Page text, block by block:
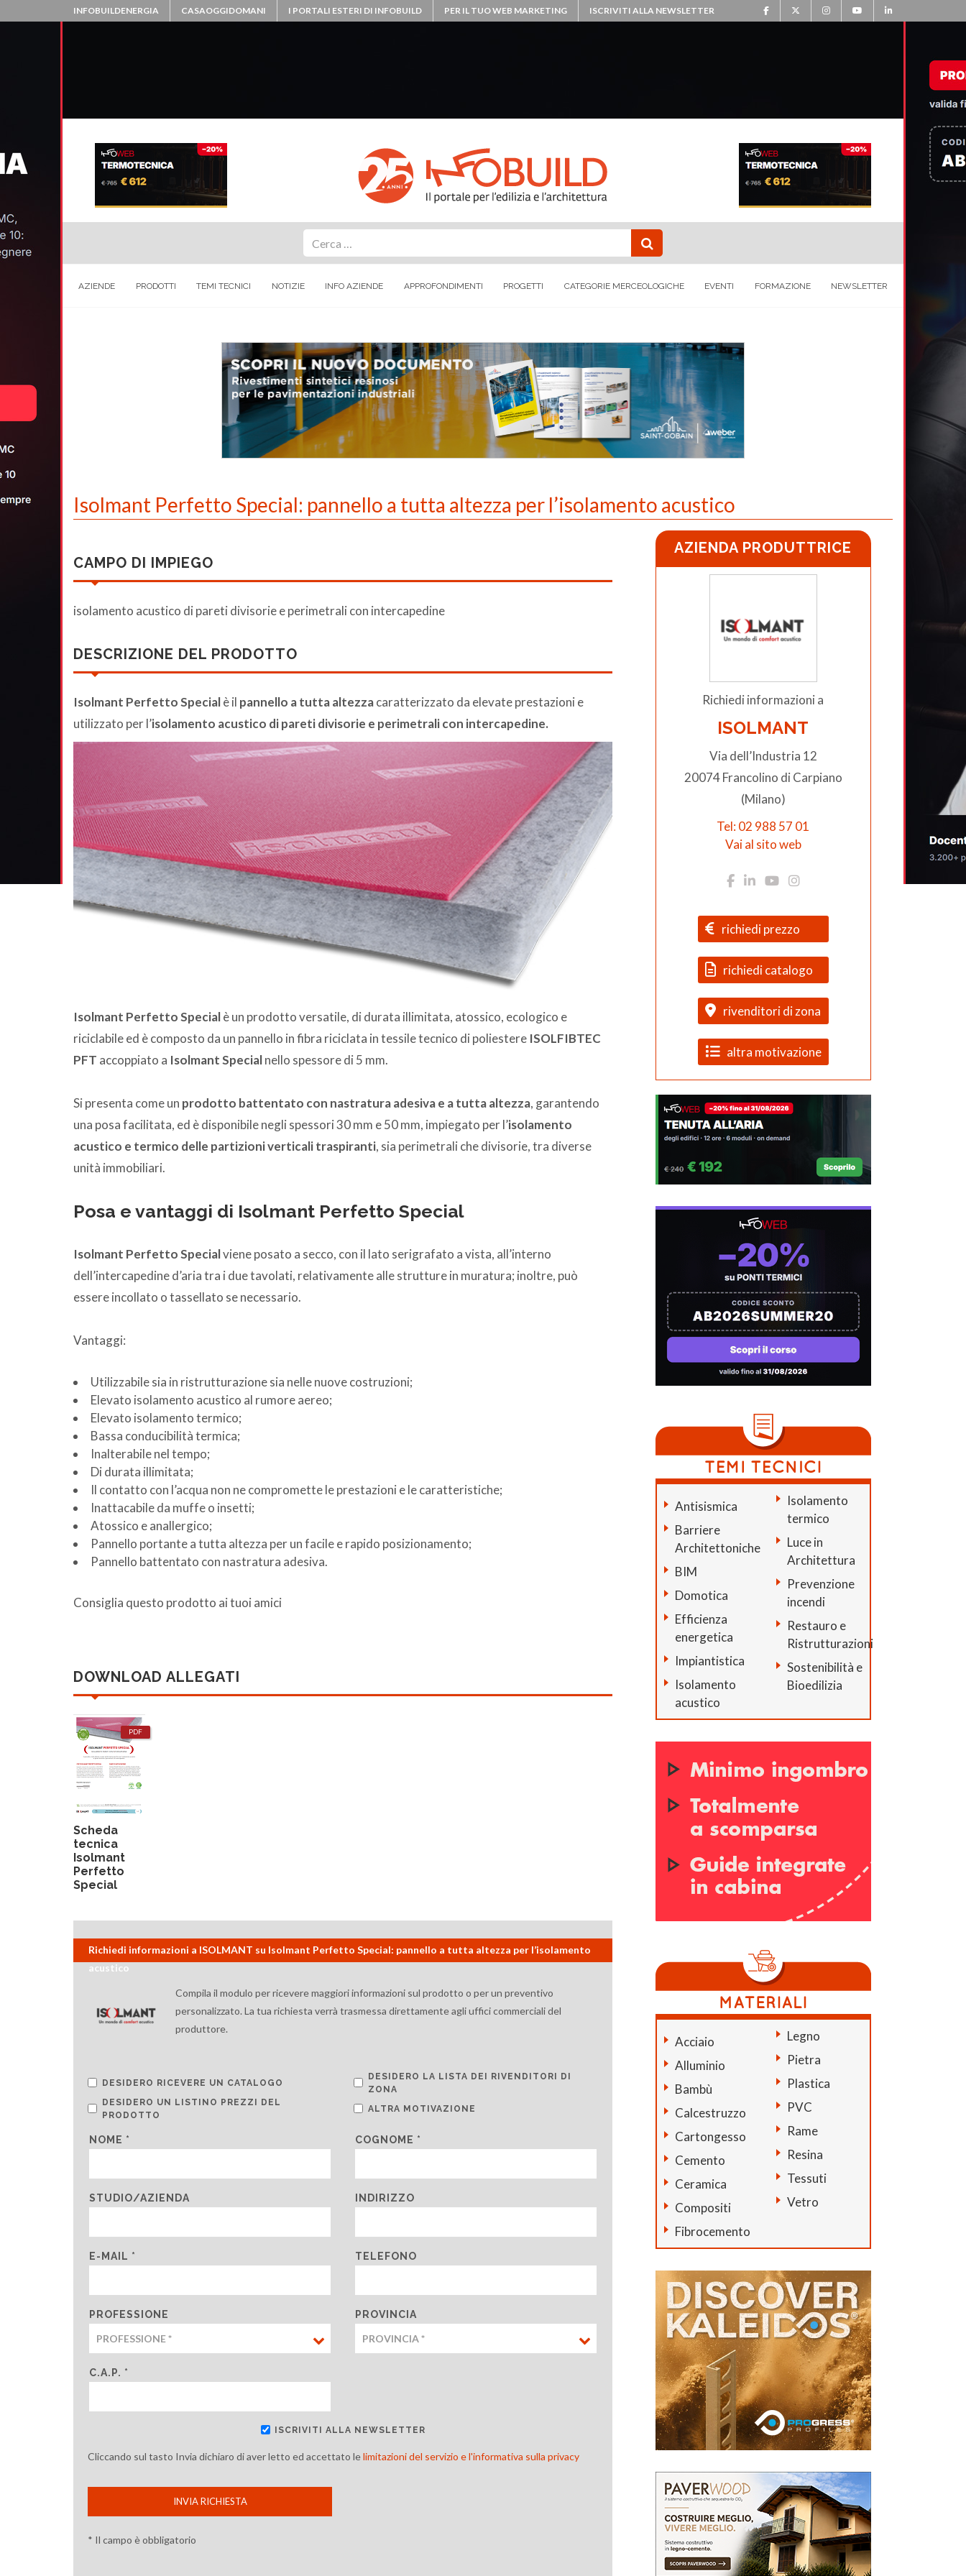
INFOBUILDENERGIA CASAOGGIDOMANI I PORTALI ESTERI DI INFOBUILD PER IL TUO WEB MARKETING ISCRIVITI ALLA NEWSLETTER
AZIENDE PRODOTTI TEMI TECNICI NOTIZIE INFO AZIENDE APPROFONDIMENTI PROGETTI CATEGORIE MERCEOLOGICHE EVENTI FORMAZIONE NEWSLETTER
Isolmant Perfetto Special: pannello a tutta altezza per l’isolamento acustico
CAMPO DI IMPIEGO
isolamento acustico di pareti divisorie e perimetrali con intercapedine
DESCRIZIONE DEL PRODOTTO
Isolmant Perfetto Specialè il pannello a tutta altezzacaratterizzato da elevate prestazioni e
utilizzato per l’isolamento acustico di pareti divisorie e perimetrali con intercapedine.
Isolmant Perfetto Specialè un prodotto versatile, di durata illimitata, atossico, ecologico e
riciclabile ed è composto da un pannello in fibra riciclata in tessile tecnico di poliestere ISOLFIBTEC
PFT accoppiato a Isolmant Specialnello spessore di 5 mm.
Si presenta come un prodotto battentato con nastratura adesiva e a tutta altezza, garantendo
una posa facilitata, ed è disponibile negli spessori 30 mm e 50 mm, impiegato per l’isolamento
acustico e termico delle partizioni verticali traspiranti, sia perimetrali che divisorie, tra diverse
unità immobiliari.
Posa e vantaggi di Isolmant Perfetto Special
Isolmant Perfetto Specialviene posato a secco, con il lato serigrafato a vista, all’interno
dell’intercapedine d’aria tra i due tavolati, relativamente alle strutture in muratura; inoltre, può
essere incollato o tassellato se necessario.
Vantaggi:
Utilizzabile sia in ristrutturazione sia nelle nuove costruzioni;
Elevato isolamento acustico al rumore aereo;
Elevato isolamento termico;
Bassa conducibilità termica;
Inalterabile nel tempo;
Di durata illimitata;
Il contatto con l’acqua non ne compromette le prestazioni e le caratteristiche;
Inattacabile da muffe o insetti;
Atossico e anallergico;
Pannello portante a tutta altezza per un facile e rapido posizionamento;
Pannello battentato con nastratura adesiva.
Consiglia questo prodotto ai tuoi amici
DOWNLOAD ALLEGATI
PDF
Scheda
tecnica
Isolmant
Perfetto
Special
Richiedi informazioni a ISOLMANT su Isolmant Perfetto Special: pannello a tutta altezza per l’isolamento
acustico
Compila il modulo per ricevere maggiori informazioni sul prodotto o per un preventivo
personalizzato. La tua richiesta verrà trasmessa direttamente agli uffici commerciali del
produttore.
DESIDERO RICEVERE UN CATALOGO
DESIDERO LA LISTA DEI RIVENDITORI DI
ZONA
DESIDERO UN LISTINO PREZZI DEL
PRODOTTO
ALTRA MOTIVAZIONE
NOME * COGNOME *
STUDIO/AZIENDA INDIRIZZO
E-MAIL * TELEFONO
PROFESSIONE PROVINCIA
C.A.P. *
ISCRIVITI ALLA NEWSLETTER
Cliccando sul tasto Invia dichiaro di aver letto ed accettato lelimitazioni del servizio e l'informativa sulla privacy
INVIA RICHIESTA
* Il campo è obbligatorio
AZIENDA PRODUTTRICE
Richiedi informazioni a
ISOLMANT
Via dell’Industria 12
20074 Francolino di Carpiano
(Milano)
Tel: 02 988 57 01
Vai al sito web
richiedi prezzo
richiedi catalogo
rivenditori di zona
altra motivazione
Antisismica
Barriere
Architettoniche
BIM
Domotica
Efficienza
energetica
Impiantistica
Isolamento
acustico
Isolamento
termico
Luce in
Architettura
Prevenzione
incendi
Restauro e
Ristrutturazioni
Sostenibilità e
Bioedilizia
Acciaio
Alluminio
Bambù
Calcestruzzo
Cartongesso
Cemento
Ceramica
Compositi
Fibrocemento
Legno
Pietra
Plastica
PVC
Rame
Resina
Tessuti
Vetro